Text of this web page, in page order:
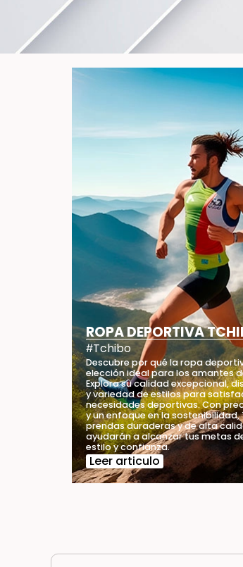
ROPA DEPORTIVA
#Tchibo
Descubre por qué la ropa
elección ideal para los amantes
Explora su calidad excepcional,
y variedad de estilos para
necesidades deportivas. Con
y un enfoque en la
prendas duraderas y de alta
ayudarán a alcanzar tus metas
estilo y confianza.
Leer articulo